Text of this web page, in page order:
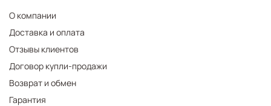
О компании
Доставка и оплата
Отзывы клиентов
Договор купли-продажи
Возврат и обмен
Гарантия